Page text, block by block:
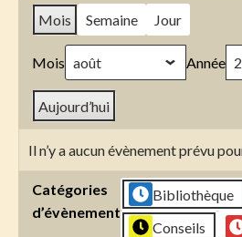
Mois Semaine Jour
Mois Année
Aujourd’hui
Il n’y a aucun évènement prévu
Catégories
d’évènement
Bibliothèque
Conseils